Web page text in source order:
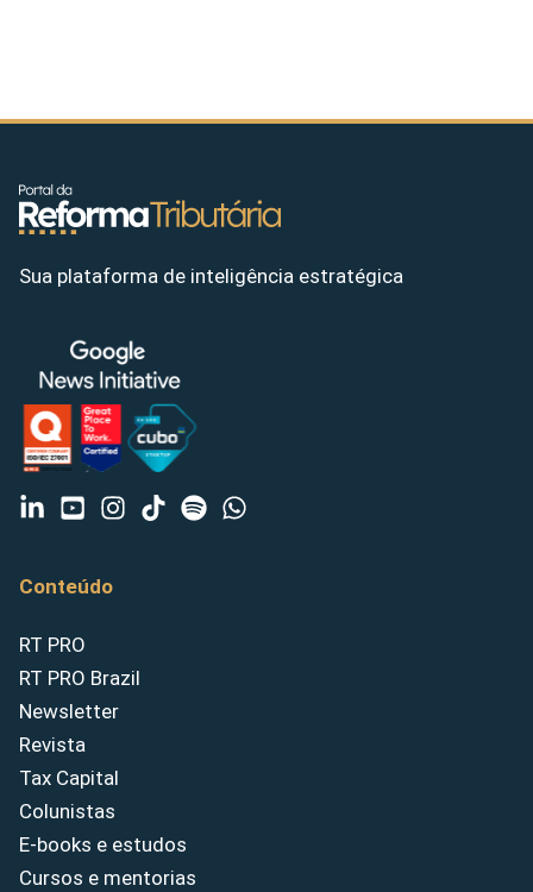
Sua plataforma de inteligência estratégica
Conteúdo
RT PRO
RT PRO Brazil
Newsletter
Revista
Tax Capital
Colunistas
E-books e estudos
Cursos e mentorias